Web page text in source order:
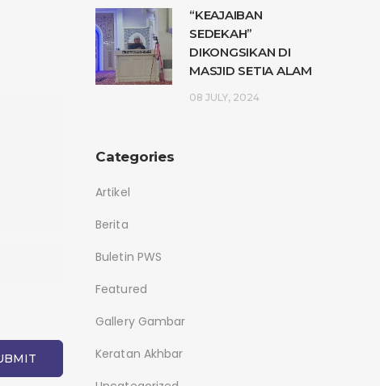
“KEAJAIBAN
SEDEKAH”
DIKONGSIKAN DI
MASJID SETIA ALAM
08 JULY, 2024
Categories
Artikel
Berita
Buletin PWS
Featured
Gallery Gambar
Keratan Akhbar